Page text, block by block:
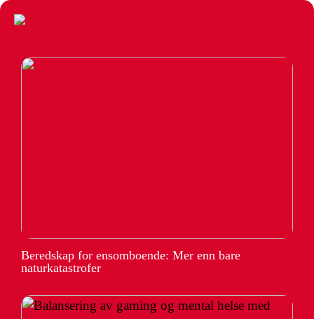
Beredskap for ensomboende: Mer enn bare
naturkatastrofer